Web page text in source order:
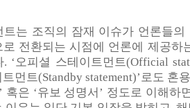
트는 조직의 잠재 이슈가 언론들의
로 전환되는 시점에 언론에 제공하
. ‘오피셜 스테이트먼트(Official
먼트(Standby statement)’로도 혼
혹은 ‘유보 성명서’ 정도로 이해하